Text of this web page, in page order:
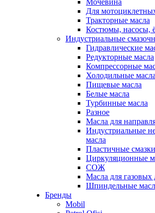
Мочевина
Для
Тракторные масла
Костюмы, насосы,
Индустриальные
Гидравлические
Редукторные масла
Компрессорные
Холодильные масла
Пищевые масла
Белые масла
Турбинные масла
Разное
Масла для
Индустриальные
масла
Пластичные смазки
Циркуляционные
СОЖ
Масла для газовых
Шпиндельные
Бренды
Mobil